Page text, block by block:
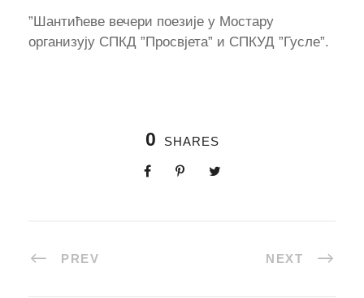
”Шантићеве вечери поезије у Мостару
организују СПКД ”Просвјета” и СПКУД ”Гусле”.
0 SHARES
PREV NEXT